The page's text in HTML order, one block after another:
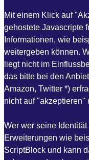
Mit einem Klick auf
gehostete Javascripte
Informationen, wie
weitergeben können.
liegt nicht im
das bitte bei den
Amazon, Twitter *)
nicht auf "akzeptieren"
Wer wer seine
Erweiterungen wie
ScriptBlock und kann